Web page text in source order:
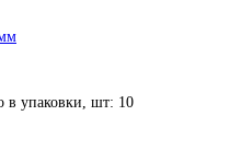
в упаковки, шт: 10